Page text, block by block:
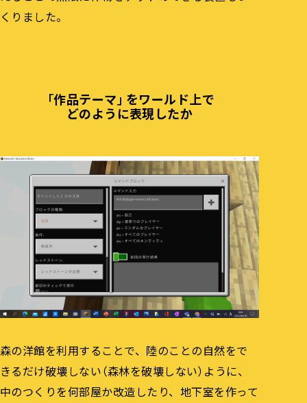
くりました。
「作品テーマ」をワールド上で
どのように表現したか
森の洋館を利用することで、陸のことの自然をで
きるだけ破壊しない（森林を破壊しない）ように、
中のつくりを何部屋か改造したり、地下室を作って